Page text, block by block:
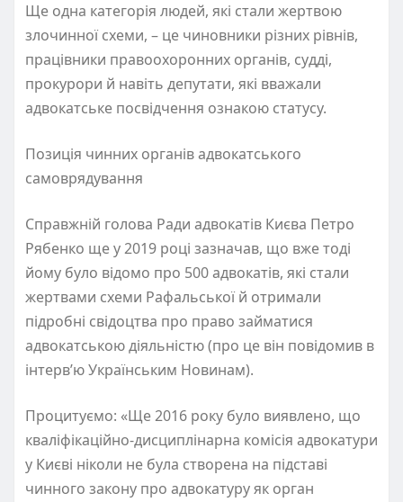
Ще одна категорія людей, які стали жертвою
злочинної схеми, – це чиновники різних рівнів,
працівники правоохоронних органів, судді,
прокурори й навіть депутати, які вважали
адвокатське посвідчення ознакою статусу.
Позиція чинних органів адвокатського
самоврядування
Справжній голова Ради адвокатів Києва Петро
Рябенко ще у 2019 році зазначав, що вже тоді
йому було відомо про 500 адвокатів, які стали
жертвами схеми Рафальської й отримали
підробні свідоцтва про право займатися
адвокатською діяльністю (про це він повідомив в
інтерв’ю Українським Новинам).
Процитуємо: «Ще 2016 року було виявлено, що
кваліфікаційно-дисциплінарна комісія адвокатури
у Києві ніколи не була створена на підставі
чинного закону про адвокатуру як орган